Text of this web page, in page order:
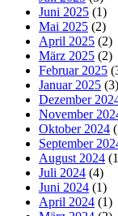
Juni 2025 (1)
Mai 2025 (2)
April 2025 (2)
März 2025 (2)
Februar 2025
Januar 2025 (3)
Dezember
November
Oktober 2024
September
August 2024
Juli 2024 (4)
Juni 2024 (1)
April 2024 (1)